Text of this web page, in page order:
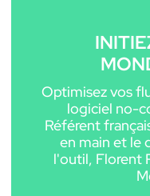
Optimisez vos
logiciel no-
Référent
en main et le
l'outil, Florent